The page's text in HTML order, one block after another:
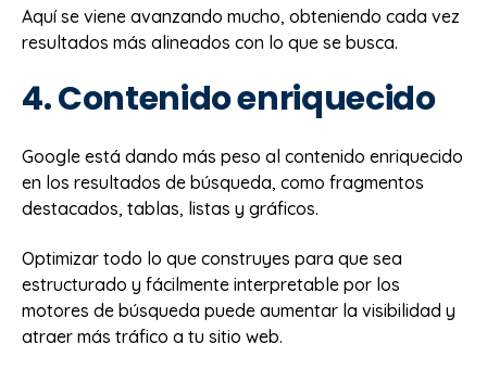
Aquí se viene avanzando mucho, obteniendo cada vez
resultados más alineados con lo que se busca.
4. Contenido enriquecido
Google está dando más peso al contenido enriquecido
en los resultados de búsqueda, como fragmentos
destacados, tablas, listas y gráficos.
Optimizar todo lo que construyes para que sea
estructurado y fácilmente interpretable por los
motores de búsqueda puede aumentar la visibilidad y
atraer más tráfico a tu sitio web.